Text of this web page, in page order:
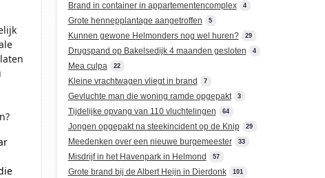
Brand in container in appartementencomplex 4
Grote hennepplantage aangetroffen 5
Kunnen gewone Helmonders nog wel huren? 29
Drugspand op Bakelsedijk 4 maanden gesloten 4
Mea culpa 22
Kleine vrachtwagen vliegt in brand 7
Gevluchte man die woning ramde opgepakt 3
Tijdelijke opvang van 110 vluchtelingen 64
Jongen opgepakt na steekincident op de Knip 29
Meedenken over een nieuwe burgemeester 33
Misdrijf in het Havenpark in Helmond 57
Grote brand bij de Albert Heijn in Dierdonk 101